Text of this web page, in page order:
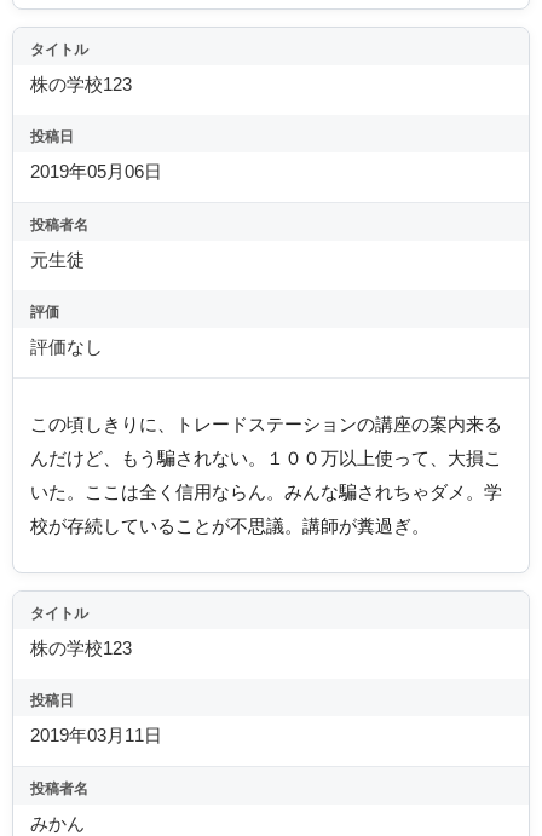
タイトル
株の学校123
投稿日
2019年05月06日
投稿者名
元生徒
評価
評価なし
この頃しきりに、トレードステーションの講座の案内来る
んだけど、もう騙されない。１００万以上使って、大損こ
いた。ここは全く信用ならん。みんな騙されちゃダメ。学
校が存続していることが不思議。講師が糞過ぎ。
タイトル
株の学校123
投稿日
2019年03月11日
投稿者名
みかん